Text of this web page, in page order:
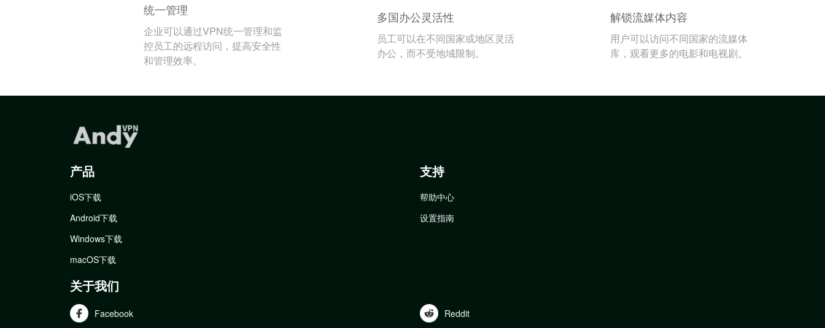
统一管理
企业可以通过VPN统一管理和监
控员工的远程访问，提高安全性
和管理效率。
多国办公灵活性
员工可以在不同国家或地区灵活
办公，而不受地域限制。
解锁流媒体内容
用户可以访问不同国家的流媒体
库，观看更多的电影和电视剧。
产品
iOS下载
Android下载
Windows下载
macOS下载
支持
帮助中心
设置指南
关于我们
Facebook Reddit